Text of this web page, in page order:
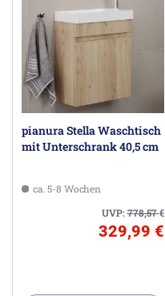
pianura Stella Waschtisch
mit Unterschrank 40,5 cm
ca. 5-8 Wochen
UVP:778,57€
329,99 €